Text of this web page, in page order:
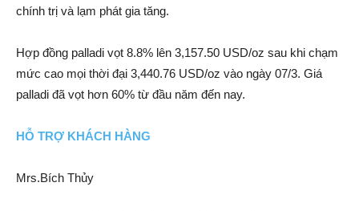
chính trị và lạm phát gia tăng.
Hợp đồng palladi vọt 8.8% lên 3,157.50 USD/oz sau khi chạm
mức cao mọi thời đại 3,440.76 USD/oz vào ngày 07/3. Giá
palladi đã vọt hơn 60% từ đầu năm đến nay.
HỖ TRỢ KHÁCH HÀNG
Mrs.Bích Thủy